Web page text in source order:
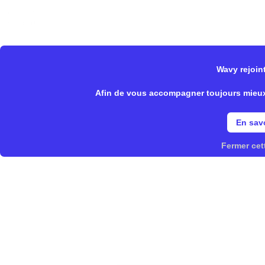
Wavy
Afin de vous accompagner toujours
En
Fermer
> Epycure >